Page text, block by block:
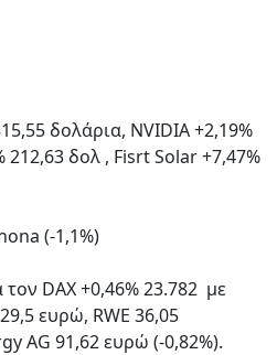
δολάρια, NVIDIA +2,19%
212,63 δολ , Fisrt Solar +7,47%
(-1,1%)
τον DAX +0,46% 23.782 με
ευρώ, RWE 36,05
AG 91,62 ευρώ (-0,82%).